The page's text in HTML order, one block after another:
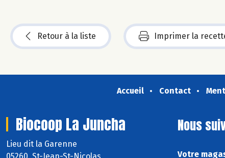
Retour à la liste Imprimer la
Accueil Contact
Biocoop La Juncha
Lieu dit la Garenne
05260 St-Jean-St-Nicolas
Nous
Votre